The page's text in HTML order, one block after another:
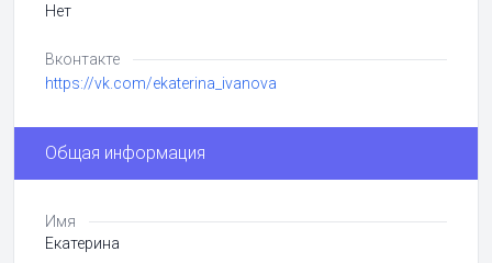
Нет
Вконтакте
https://vk.com/ekaterina_ivanova
Общая информация
Имя
Екатерина